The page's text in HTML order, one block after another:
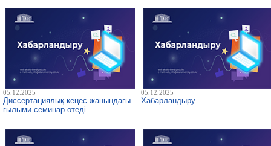
05.12.2025
Диссертациялық кеңес жанындағы
ғылыми семинар өтеді
05.12.2025
Хабарландыру